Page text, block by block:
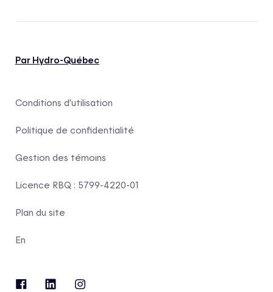
Par Hydro-Québec
Conditions d’utilisation
Politique de confidentialité
Gestion des témoins
Licence RBQ : 5799-4220-01
Plan du site
En